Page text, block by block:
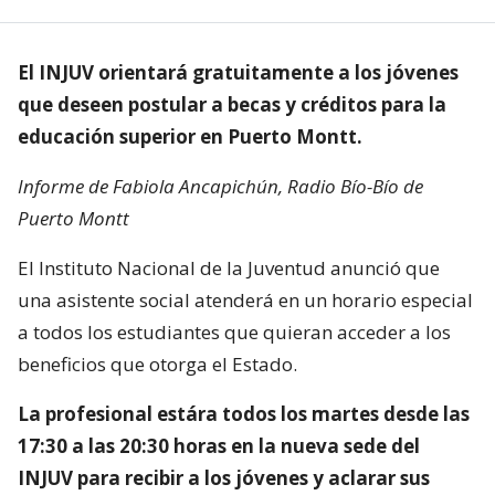
El INJUV orientará gratuitamente a los jóvenes
que deseen postular a becas y créditos para la
educación superior en Puerto Montt.
Informe de Fabiola Ancapichún, Radio Bío-Bío de
Puerto Montt
El Instituto Nacional de la Juventud anunció que
una asistente social atenderá en un horario especial
a todos los estudiantes que quieran acceder a los
beneficios que otorga el Estado.
La profesional estára todos los martes desde las
17:30 a las 20:30 horas en la nueva sede del
INJUV para recibir a los jóvenes y aclarar sus